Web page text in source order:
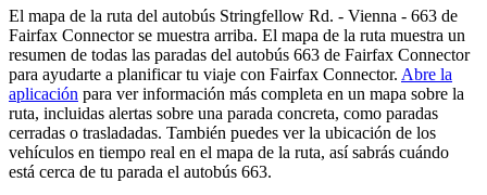
El mapa de la ruta del autobús Stringfellow Rd. - Vienna - 663 de
Fairfax Connector se muestra arriba. El mapa de la ruta muestra un
resumen de todas las paradas del autobús 663 de Fairfax Connector
para ayudarte a planificar tu viaje con Fairfax Connector. Abre la
aplicación para ver información más completa en un mapa sobre la
ruta, incluidas alertas sobre una parada concreta, como paradas
cerradas o trasladadas. También puedes ver la ubicación de los
vehículos en tiempo real en el mapa de la ruta, así sabrás cuándo
está cerca de tu parada el autobús 663.